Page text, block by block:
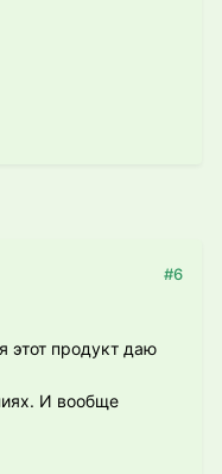
#6
этот продукт даю
И вообще